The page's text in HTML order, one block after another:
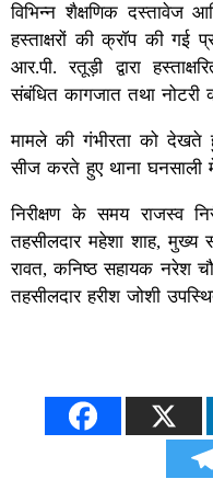
विभिन्न शैक्षणिक दस्तावेज
हस्ताक्षरों की क्रॉप की गई
आर.पी. रतूड़ी द्वारा
संबंधित कागजात तथा नोटरी
मामले की गंभीरता को देखते
सीज करते हुए थाना घनसाली
निरीक्षण के समय राजस्व
तहसीलदार महेशा शाह, मुख्य
रावत, कनिष्ठ सहायक नरेश
तहसीलदार हरीश जोशी